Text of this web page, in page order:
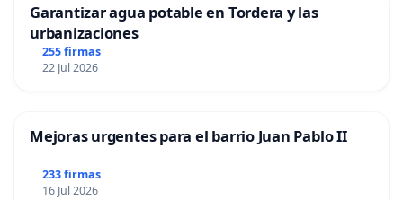
Garantizar agua potable en Tordera y las
urbanizaciones
255 firmas
22 Jul 2026
Mejoras urgentes para el barrio Juan Pablo II
233 firmas
16 Jul 2026